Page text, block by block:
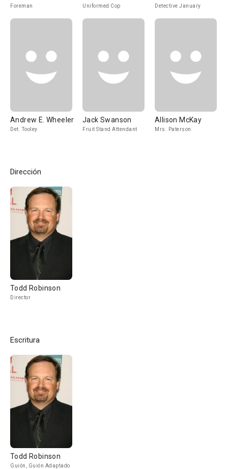
Foreman Uniformed Cop Detective January
Andrew E. Wheeler
Det. Tooley
Jack Swanson
Fruit Stand Attendant
Allison McKay
Mrs. Paterson
Dirección
Todd Robinson
Director
Escritura
Todd Robinson
Guión, Guión Adaptado